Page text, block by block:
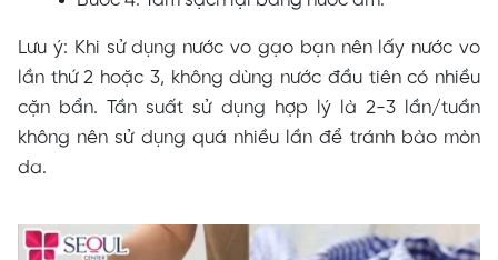
Lưu ý: Khi sử dụng nước vo gạo bạn nên lấy nước vo
lần thứ 2 hoặc 3, không dùng nước đầu tiên có nhiều
cặn bẩn. Tần suất sử dụng hợp lý là 2-3 lần/tuần
không nên sử dụng quá nhiều lần để tránh bào mòn
da.